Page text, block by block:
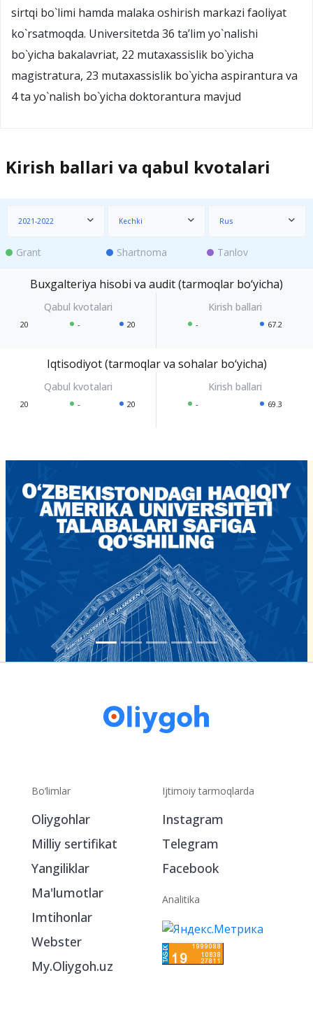
sirtqi bo`limi hamda malaka оshirish markazi faоliyat
ko`rsatmоqda. Univеrsitеtda 36 ta’lim yo`nalishi
bo`yicha bakalavriat, 22 mutaхassislik bo`yicha
magistratura, 23 mutaхassislik bo`yicha aspirantura va
4 ta yo`nalish bo`yicha dоktоrantura mavjud
Kirish ballari va qabul kvotalari
2021-2022 Kechki Rus
Grant Shartnoma Tanlov
Buxgalteriya hisobi va audit (tarmoqlar bo‘yicha)
20 - 20 - 67.2
Iqtisodiyot (tarmoqlar va sohalar bo‘yicha)
20 - 20 - 69.3
Bo‘limlar
Oliygohlar
Milliy sertifikat
Yangiliklar
Ma'lumotlar
Imtihonlar
Webster
My.Oliygoh.uz
Ijtimoiy tarmoqlarda
Instagram
Telegram
Facebook
Analitika